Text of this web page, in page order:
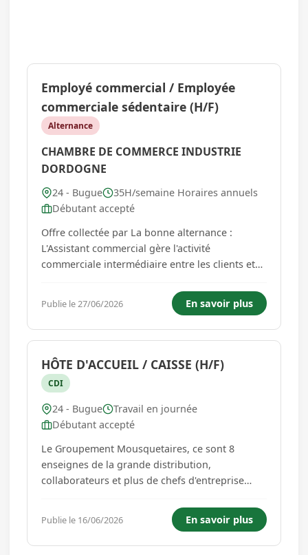
Employé commercial / Employée
commerciale sédentaire (H/F)
Alternance
CHAMBRE DE COMMERCE INDUSTRIE
DORDOGNE
24 - Bugue
35H/semaine Horaires annuels
Débutant accepté
Offre collectée par La bonne alternance :
L'Assistant commercial gère l'activité
commerciale intermédiaire entre les clients et
des commandes et des livraisons Assure la
communication et le suivi client pour répondre
aux demandes spécifiques et r...
Publie le 27/06/2026 En savoir plus
HÔTE D'ACCUEIL / CAISSE (H/F)
CDI
24 - Bugue
Travail en journée
Débutant accepté
Le Groupement Mousquetaires, ce sont 8
enseignes de la grande distribution,
collaborateurs et plus de chefs d'entreprise
bricolage emblématique du Groupement,
classée 3ème en France dans sa catégorie,
accueille quotidiennement amateurs de
Publie le 16/06/2026 En savoir plus